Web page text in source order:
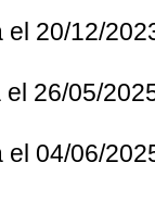
20/12/
26/05/
04/06/